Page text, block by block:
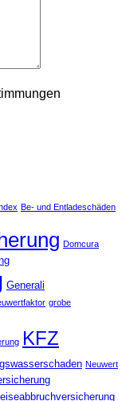
Be- und Entladeschäden
Domcura
Generali
grobe
KFZ
Neuwert